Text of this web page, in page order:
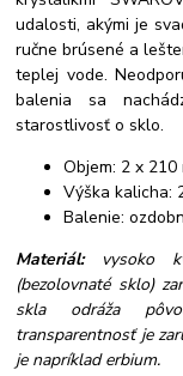
udalosti, akými je
ručne brúsené a
teplej vode.
balenia sa
starostlivosť o sklo.
Objem: 2 x
Výška kalicha:
Balenie:
Materiál:
vysoko
(bezolovnaté sklo)
skla odráža
transparentnosť je
je napríklad erbium.